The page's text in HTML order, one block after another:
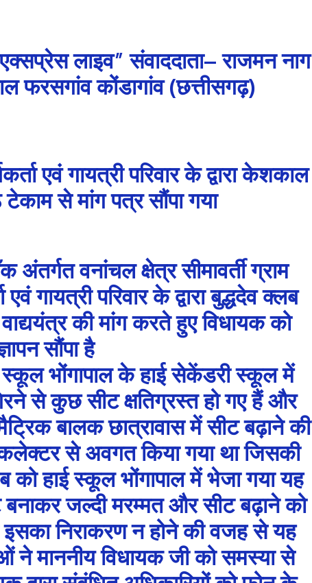
लाइव” संवाददाता– राजमन नाग
फरसगांव कोंडागांव (छत्तीसगढ़)
एवं गायत्री परिवार के द्वारा केशकाल
से मांग पत्र सौंपा गया
अंतर्गत वनांचल क्षेत्र सीमावर्ती ग्राम
गायत्री परिवार के द्वारा बुद्धदेव क्लब
की मांग करते हुए विधायक को
सौंपा है
स्कूल भोंगापाल के हाई सेकेंडरी स्कूल में
से कुछ सीट क्षतिग्रस्त हो गए हैं और
बालक छात्रावास में सीट बढ़ाने की
से अवगत किया गया था जिसकी
को हाई स्कूल भोंगापाल में भेजा गया यह
बनाकर जल्दी मरम्मत और सीट बढ़ाने को
निराकरण न होने की वजह से यह
ने माननीय विधायक जी को समस्या से